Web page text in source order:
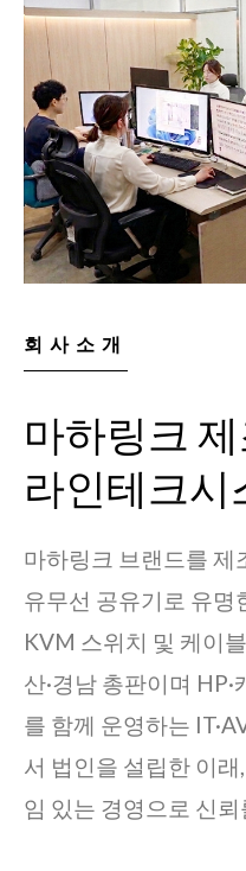
회사소개
마하링크
라인테크시
마하링크 브랜드를 제
유무선 공유기로 유명
KVM 스위치 및 케이
산·경남 총판이며
를 함께 운영하는
서 법인을 설립한 이
임 있는 경영으로 신